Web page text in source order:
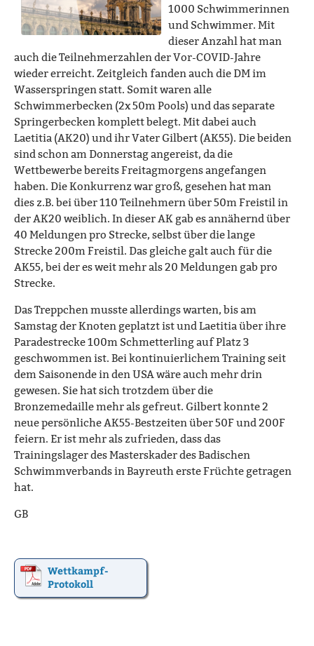
1000 Schwimmerinnen
und Schwimmer. Mit
dieser Anzahl hat man
auch die Teilnehmerzahlen der Vor-COVID-Jahre
wieder erreicht. Zeitgleich fanden auch die DM im
Wasserspringen statt. Somit waren alle
Schwimmerbecken (2x 50m Pools) und das separate
Springerbecken komplett belegt. Mit dabei auch
Laetitia (AK20) und ihr Vater Gilbert (AK55). Die beiden
sind schon am Donnerstag angereist, da die
Wettbewerbe bereits Freitagmorgens angefangen
haben. Die Konkurrenz war groß, gesehen hat man
dies z.B. bei über 110 Teilnehmern über 50m Freistil in
der AK20 weiblich. In dieser AK gab es annähernd über
40 Meldungen pro Strecke, selbst über die lange
Strecke 200m Freistil. Das gleiche galt auch für die
AK55, bei der es weit mehr als 20 Meldungen gab pro
Strecke.
Das Treppchen musste allerdings warten, bis am
Samstag der Knoten geplatzt ist und Laetitia über ihre
Paradestrecke 100m Schmetterling auf Platz 3
geschwommen ist. Bei kontinuierlichem Training seit
dem Saisonende in den USA wäre auch mehr drin
gewesen. Sie hat sich trotzdem über die
Bronzemedaille mehr als gefreut. Gilbert konnte 2
neue persönliche AK55-Bestzeiten über 50F und 200F
feiern. Er ist mehr als zufrieden, dass das
Trainingslager des Masterskader des Badischen
Schwimmverbands in Bayreuth erste Früchte getragen
hat.
GB
Wettkampf-
Protokoll